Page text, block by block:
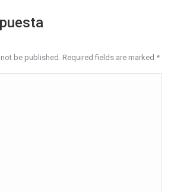
be published. Required fields are marked *